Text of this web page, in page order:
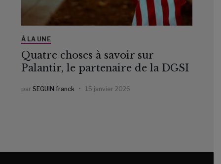
À LA UNE
Quatre choses à savoir sur
Palantir, le partenaire de la DGSI
par SEGUIN franck 15 janvier 2026